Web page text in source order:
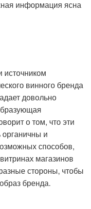
информация ясна
источником
винного бренда
довольно
о том, что эти
органичны и
способов,
магазинов
стороны, чтобы
бренда.